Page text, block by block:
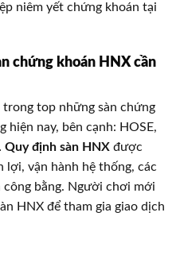
niêm yết chứng khoán tại
chứng khoán HNX cần
top những sàn chứng
nay, bên cạnh: HOSE,
Quy định sàn HNX được
lợi, vận hành hệ thống, các
công bằng. Người chơi mới
HNX để tham gia giao dịch